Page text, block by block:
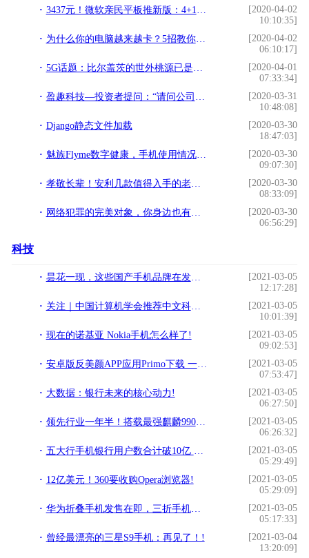
3437元！微软亲民平板推新版：4+128GB存储
[2020-04-02
10:10:35]
为什么你的电脑越来越卡？5招教你消灭卡顿
[2020-04-02
06:10:17]
5G话题：比尔盖茨的世外桃源已是小儿科，我们的智能家居会更精彩
[2020-04-01
07:33:34]
盈趣科技—投资者提问：“请问公司整机产品有哪些自有品牌啊？！比如咕咕机之类的。。。另外，第四代咕咕机是不是双12上线销售的？截至目前有多少销量啊？！”
[2020-03-31
10:48:08]
Django静态文件加载
[2020-03-30
18:47:03]
魅族Flyme数字健康，手机使用情况尽收眼底，还能限制使用
[2020-03-30
09:07:30]
孝敬长辈！安利几款值得入手的老人机
[2020-03-30
08:33:09]
网络犯罪的完美对象，你身边也有……
[2020-03-30
06:56:29]
科技
昙花一现，这些国产手机品牌在发展的路上终究只是过客！!
[2021-03-05
12:17:28]
关注｜中国计算机学会推荐中文科技期刊目录!
[2021-03-05
10:01:39]
现在的诺基亚 Nokia手机怎么样了!
[2021-03-05
09:02:53]
安卓版反美颜APP应用Primo下载 一秒消除PS、美图效果!
[2021-03-05
07:53:47]
大数据：银行未来的核心动力!
[2021-03-05
06:27:50]
领先行业一年半！搭载最强麒麟990 5G SoC 荣耀V30 PRO正式发布!
[2021-03-05
06:26:32]
五大行手机银行用户数合计破10亿 对移动支付安全等级要求高!
[2021-03-05
05:29:49]
12亿美元！360要收购Opera浏览器!
[2021-03-05
05:29:09]
华为折叠手机发售在即，三折手机竟横空出世!
[2021-03-05
05:17:33]
曾经最漂亮的三星S9手机：再见了！!
[2021-03-04
13:20:09]